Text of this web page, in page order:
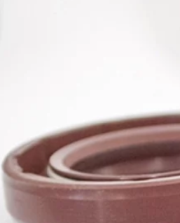
ترموستات 76 درجه پژو 206 با
سرسیلندر کامل مناسب برای پژو
2000 کد 87120256 - ELDORA